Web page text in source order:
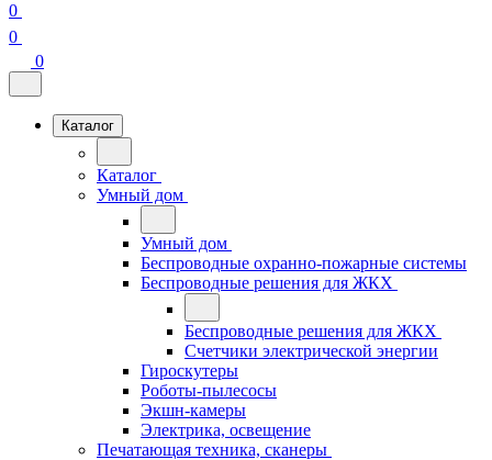
0
0
0
Каталог
Каталог
Умный дом
Умный дом
Беспроводные охранно-пожарные системы
Беспроводные решения для ЖКХ
Беспроводные решения для ЖКХ
Счетчики электрической энергии
Гироскутеры
Роботы-пылесосы
Экшн-камеры
Электрика, освещение
Печатающая техника, сканеры